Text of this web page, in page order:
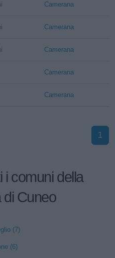
Camerana
Camerana
Camerana
Camerana
Camerana
1
i comuni della
di Cuneo
(7)
(6)